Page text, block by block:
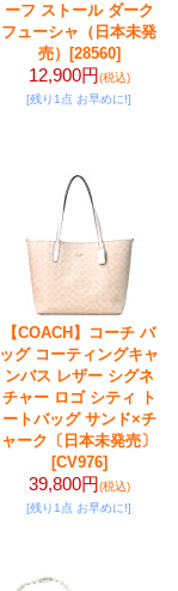
ーフ ストール ダーク
フューシャ（日本未発
売）
[28560]
12,900円(税込)
[残り1点 お早めに!]
【COACH】コーチ バ
ッグ コーティングキャ
ンバス レザー シグネ
チャー ロゴ シティ ト
ートバッグ サンド×チ
ャーク〔日本未発売〕
[CV976]
39,800円(税込)
[残り1点 お早めに!]